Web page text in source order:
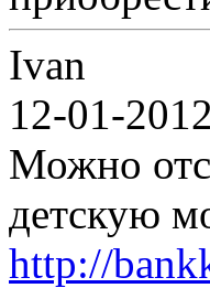
Ivan
12-01-
Можно
детскую
http://